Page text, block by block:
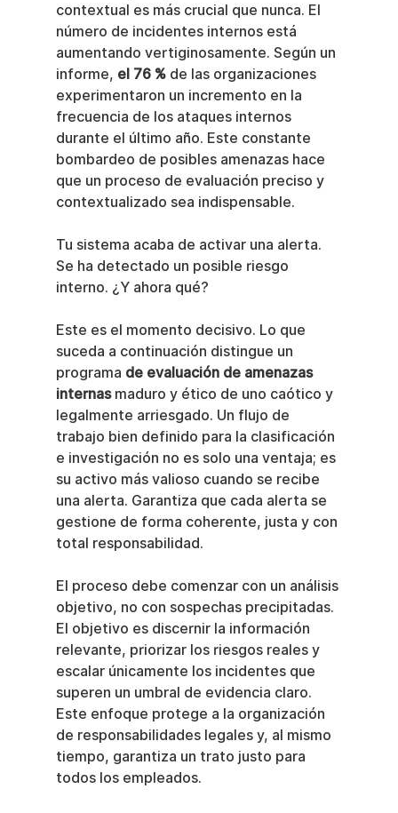
contextual es más crucial que nunca. El
número de incidentes internos está
aumentando vertiginosamente. Según un
informe, el 76 % de las organizaciones
experimentaron un incremento en la
frecuencia de los ataques internos
durante el último año. Este constante
bombardeo de posibles amenazas hace
que un proceso de evaluación preciso y
contextualizado sea indispensable.
Tu sistema acaba de activar una alerta.
Se ha detectado un posible riesgo
interno. ¿Y ahora qué?
Este es el momento decisivo. Lo que
suceda a continuación distingue un
programa de evaluación de amenazas
internas maduro y ético de uno caótico y
legalmente arriesgado. Un flujo de
trabajo bien definido para la clasificación
e investigación no es solo una ventaja; es
su activo más valioso cuando se recibe
una alerta. Garantiza que cada alerta se
gestione de forma coherente, justa y con
total responsabilidad.
El proceso debe comenzar con un análisis
objetivo, no con sospechas precipitadas.
El objetivo es discernir la información
relevante, priorizar los riesgos reales y
escalar únicamente los incidentes que
superen un umbral de evidencia claro.
Este enfoque protege a la organización
de responsabilidades legales y, al mismo
tiempo, garantiza un trato justo para
todos los empleados.